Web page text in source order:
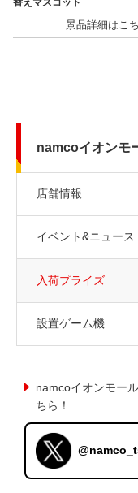
替えマスコット
namcoイオンモ
店舗情報
イベント&ニュース
入荷プライズ
設置ゲーム機
namcoイオンモー
ちら！